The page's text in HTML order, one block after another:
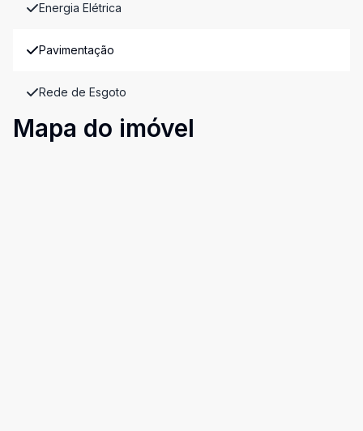
Energia Elétrica
Pavimentação
Rede de Esgoto
Mapa do imóvel